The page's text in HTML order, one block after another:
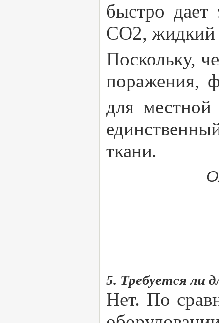
быстро
СО2, жидкий
Поскольку,
поражения,
для
ткани.
5. Требуется ли
Нет. По